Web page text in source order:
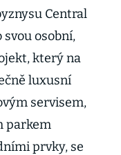
Central
svou osobní,
který na
luxusní
servisem,
parkem
prvky, se